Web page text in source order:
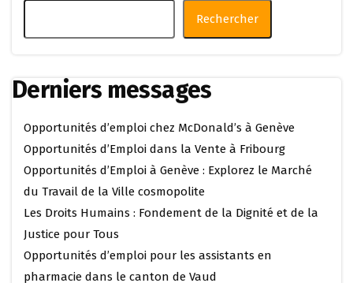
Rechercher
Derniers messages
Opportunités d’emploi chez McDonald’s à Genève
Opportunités d’Emploi dans la Vente à Fribourg
Opportunités d’Emploi à Genève : Explorez le Marché
du Travail de la Ville cosmopolite
Les Droits Humains : Fondement de la Dignité et de la
Justice pour Tous
Opportunités d’emploi pour les assistants en
pharmacie dans le canton de Vaud